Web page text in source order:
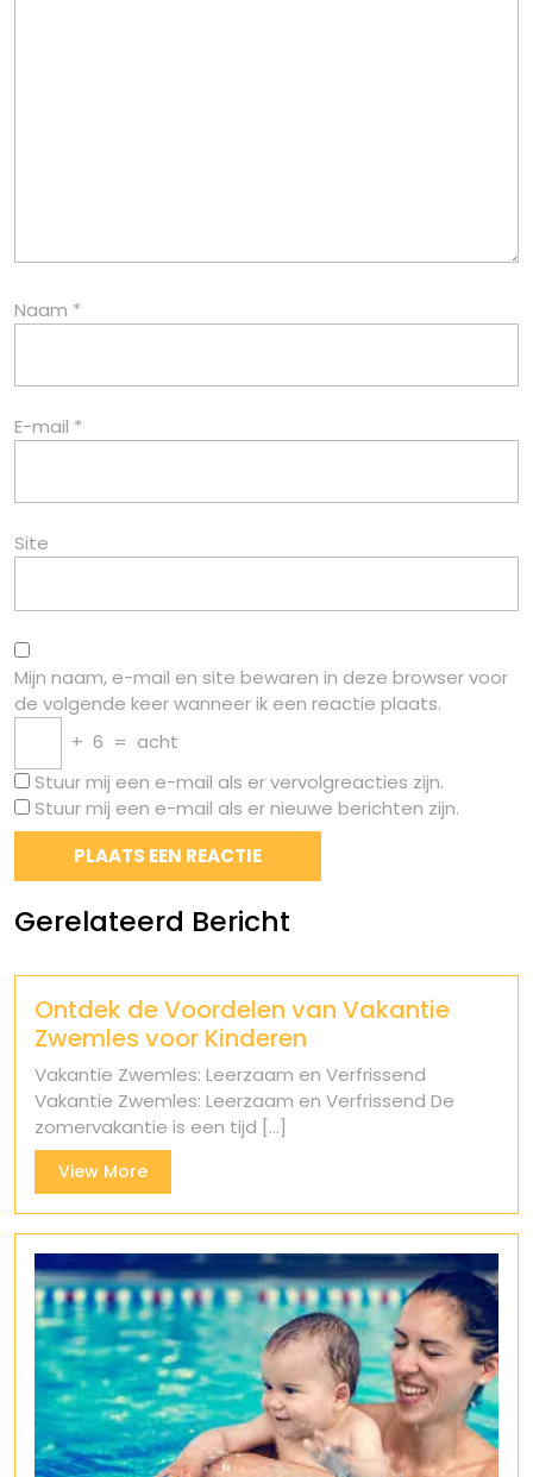
Naam *
E-mail *
Site
Mijn naam, e-mail en site bewaren in deze browser voor
de volgende keer wanneer ik een reactie plaats.
+ 6 = acht
Stuur mij een e-mail als er vervolgreacties zijn.
Stuur mij een e-mail als er nieuwe berichten zijn.
Gerelateerd Bericht
Ontdek de Voordelen van Vakantie
Zwemles voor Kinderen
Vakantie Zwemles: Leerzaam en Verfrissend
Vakantie Zwemles: Leerzaam en Verfrissend De
zomervakantie is een tijd [...]
View MoreView
More